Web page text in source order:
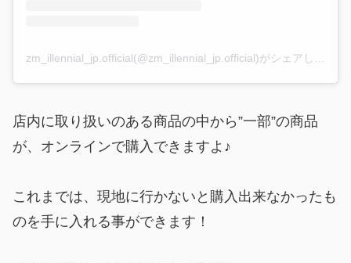
zm_illennial_jp.official(@zm_illennial_jp.official)がシェアした投稿
店内に取り扱いのある商品の中から”一部”の商品
が、オンラインで購入できますよ♪
これまでは、現地に行かないと購入出来なかったも
のを手に入れる事ができます！